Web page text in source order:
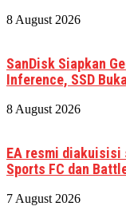
8 August 2026
SanDisk Siapkan
Inference, SSD
8 August 2026
EA resmi diakuisisi
Sports FC dan
7 August 2026